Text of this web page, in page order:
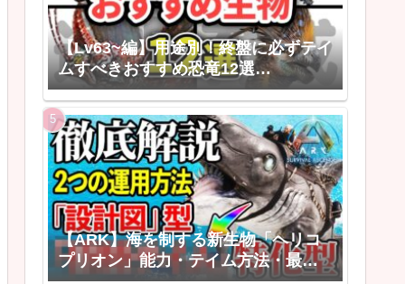
【Lv63~編】用途別！終盤に必ずテイ
ムすべきおすすめ恐竜12選
【ARK/ASAゆっくり解説】
【ARK】海を制する新生物「ヘリコ
プリオン」能力・テイム方法・最強